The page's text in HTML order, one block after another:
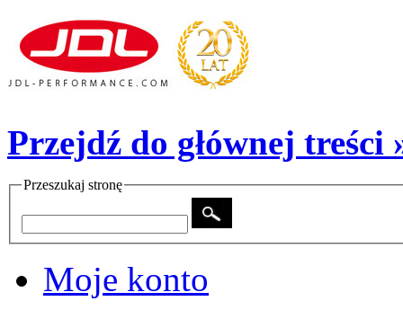
Przejdź do głównej treści
Przeszukaj stronę
Moje konto